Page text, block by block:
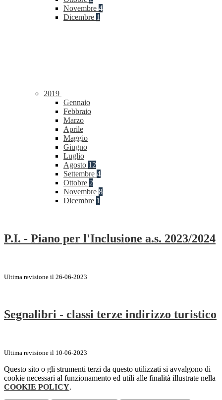
Novembre 4
Dicembre 1
2019
Gennaio
Febbraio
Marzo
Aprile
Maggio
Giugno
Luglio
Agosto 12
Settembre 4
Ottobre 2
Novembre 8
Dicembre 1
P.I. - Piano per l'Inclusione a.s. 2023/2024
Ultima revisione il 26-06-2023
Segnalibri - classi terze indirizzo turistico
Ultima revisione il 10-06-2023
Questo sito o gli strumenti terzi da questo utilizzati si avvalgono di
cookie necessari al funzionamento ed utili alle finalità illustrate nella
COOKIE POLICY.